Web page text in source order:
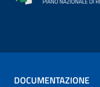
DOCUMENTAZIONE